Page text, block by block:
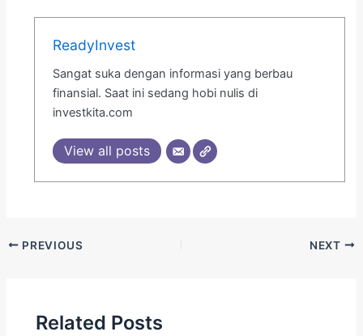
ReadyInvest
Sangat suka dengan informasi yang berbau
finansial. Saat ini sedang hobi nulis di
investkita.com
View all posts
PREVIOUS NEXT
Related Posts